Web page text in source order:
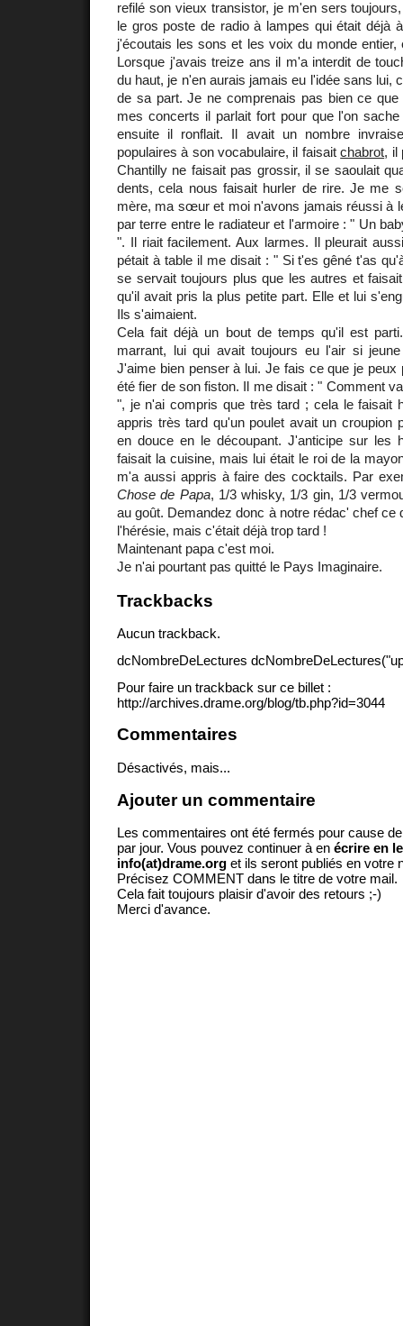
refilé son vieux transistor, je m'en sers
le gros poste de radio à lampes qui était déjà
j'écoutais les sons et les voix du monde
Lorsque j'avais treize ans il m'a interdit de
du haut, je n'en aurais jamais eu l'idée sans lui,
de sa part. Je ne comprenais pas bien ce
mes concerts il parlait fort pour que l'on
ensuite il ronflait. Il avait un nombre
populaires à son vocabulaire, il faisaitchabrot, il
Chantilly ne faisait pas grossir, il se saoulait
dents, cela nous faisait hurler de rire. Je me
mère, ma sœur et moi n'avons jamais réussi à
par terre entre le radiateur et l'armoire : " Un
". Il riait facilement. Aux larmes. Il pleurait
pétait à table il me disait : " Si t'es gêné t'as
se servait toujours plus que les autres et
qu'il avait pris la plus petite part. Elle et lui
Ils s'aimaient.
Cela fait déjà un bout de temps qu'il est
marrant, lui qui avait toujours eu l'air si
J'aime bien penser à lui. Je fais ce que je peux
été fier de son fiston. Il me disait : " Comment
", je n'ai compris que très tard ; cela le faisait
appris très tard qu'un poulet avait un croupion
en douce en le découpant. J'anticipe sur les
faisait la cuisine, mais lui était le roi de la
m'a aussi appris à faire des cocktails. Par
Chose de Papa, 1/3 whisky, 1/3 gin, 1/3
au goût. Demandez donc à notre rédac' chef ce
l'hérésie, mais c'était déjà trop tard !
Maintenant papa c'est moi.
Je n'ai pourtant pas quitté le Pays Imaginaire.
Trackbacks
Aucun trackback.
dcNombreDeLectures
Pour faire un trackback sur ce billet :
http://archives.drame.org/blog/tb.php?id=3044
Commentaires
Désactivés, mais...
Ajouter un commentaire
Les commentaires ont été fermés pour cause
par jour. Vous pouvez continuer à en écrire en
info(at)drame.org et ils seront publiés en votre
Précisez COMMENT dans le titre de votre mail.
Cela fait toujours plaisir d'avoir des retours ;-)
Merci d'avance.